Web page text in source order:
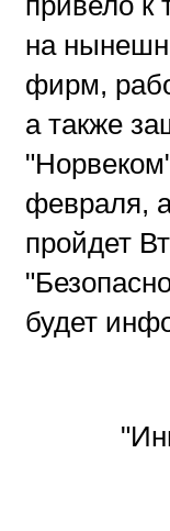
на
фирм,
а также
февраля,
пройдет
будет